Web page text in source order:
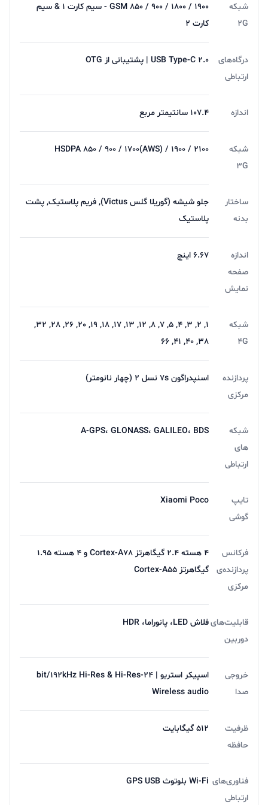
شبکه
2G
GSM 850 / 900 / 1800 / 1900 - سیم کارت 1 & سیم
کارت 2
درگاه‌های
ارتباطی
USB Type-C 2.0 | پشتیبانی از OTG
اندازه 107.4 سانتیمتر مربع
شبکه
3G
HSDPA 850 / 900 / 1700(AWS) / 1900 / 2100
ساختار
بدنه
جلو شیشه (گوریلا گلس Victus), فریم پلاستیک, پشت
پلاستیک
اندازه
صفحه
نمایش
6.67 اینچ
شبکه
4G
1, 2, 3, 4, 5, 7, 8, 12, 13, 17, 18, 19, 20, 26, 28, 32,
38, 40, 41, 66
پردازنده
مرکزی
اسنپدراگون 7s نسل 2 (چهار نانومتر)
شبکه
های
ارتباطی
A-GPS، GLONASS، GALILEO، BDS
تایپ
گوشی
Xiaomi Poco
فرکانس
پردازنده‌ی
مرکزی
4 هسته 2.4 گیگاهرتز Cortex-A78 و 4 هسته 1.95
گیگاهرتز Cortex-A55
قابلیت‌های
دوربین
فلاش LED، پانوراما، HDR
خروجی
صدا
اسپیکر استریو | 24-bit/192kHz Hi-Res & Hi-Res
Wireless audio
ظرفیت
حافظه
512 گیگابایت
فناوری‌های
ارتباطی
Wi-Fi بلوتوث GPS USB